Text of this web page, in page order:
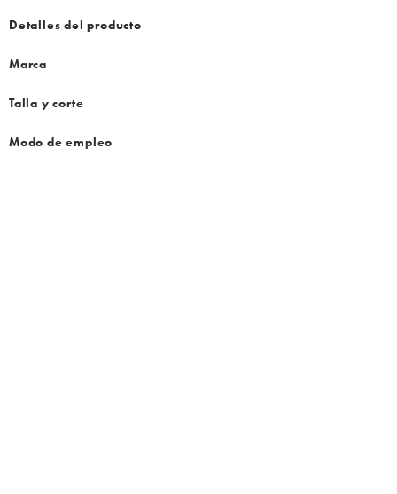
Detalles del producto
Marca
Talla y corte
Modo de empleo